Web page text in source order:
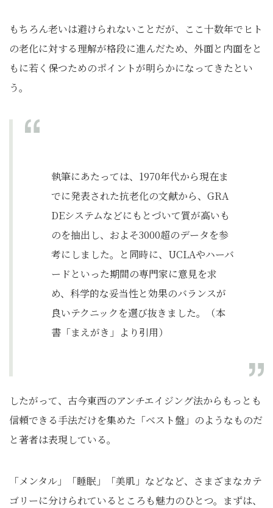
もちろん老いは避けられないことだが、ここ十数年でヒト
の老化に対する理解が格段に進んだため、外面と内面をと
もに若く保つためのポイントが明らかになってきたとい
う。
執筆にあたっては、1970年代から現在ま
でに発表された抗老化の文献から、GRA
DEシステムなどにもとづいて質が高いも
のを抽出し、およそ3000超のデータを参
考にしました。と同時に、UCLAやハーバ
ードといった期間の専門家に意見を求
め、科学的な妥当性と効果のバランスが
良いテクニックを選び抜きました。（本
書「まえがき」より引用）
したがって、古今東西のアンチエイジング法からもっとも
信頼できる手法だけを集めた「ベスト盤」のようなものだ
と著者は表現している。
「メンタル」「睡眠」「美肌」などなど、さまざまなカテ
ゴリーに分けられているところも魅力のひとつ。まずは、